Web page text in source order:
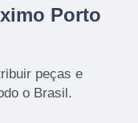
Porto
peças e
o Brasil.